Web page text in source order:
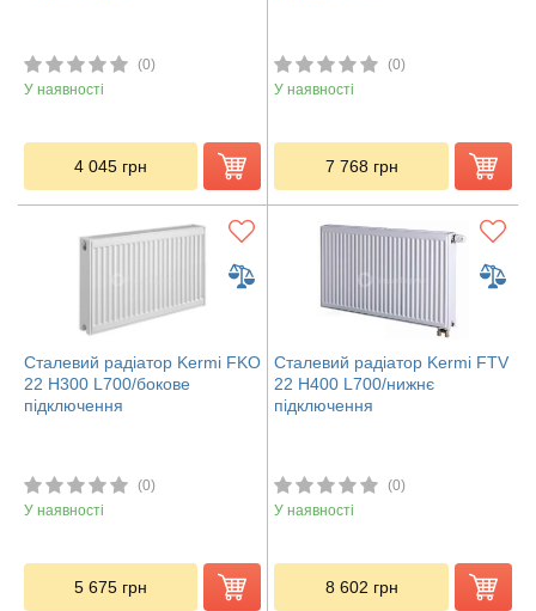
(0)
У наявності
4 045 грн
(0)
У наявності
7 768 грн
Сталевий радіатор Kermi FKO
22 H300 L700/бокове
підключення
(0)
У наявності
5 675 грн
Сталевий радіатор Kermi FTV
22 H400 L700/нижнє
підключення
(0)
У наявності
8 602 грн